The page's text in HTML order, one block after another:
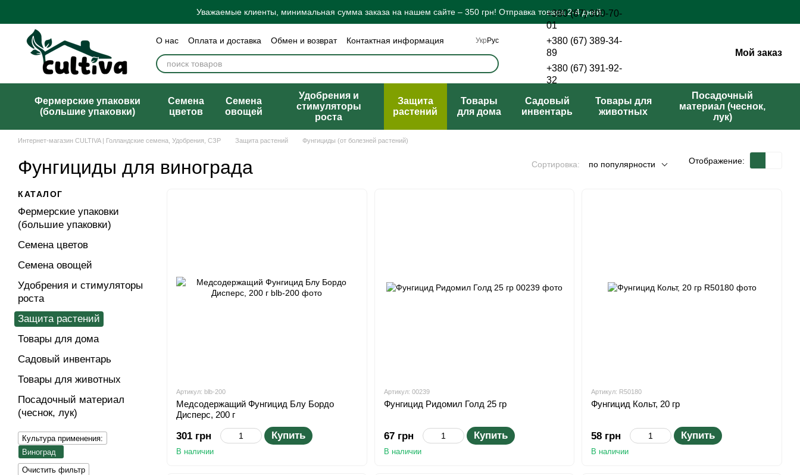
Уважаемые клиенты, минимальная сумма заказа на нашем сайте – 350 грн! Отправка товара 2-4 дней.
О нас Оплата и доставка Обмен и возврат
Контактная информация
Бренды
Блог Политика конфиденциальности
Отзывы о магазине
Договор публичной оферты
Укр Рус
+380 (67) 300-70-
01
+380 (67) 389-34-
89
+380 (67) 391-92-
32
Мой заказ
Фермерские упаковки
(большие упаковки)
Семена
цветов
Семена
овощей
Удобрения и
стимуляторы
роста
Защита
растений
Товары
для дома
Cадовый
инвентарь
Товары для
животных
Посадочный
материал (чеснок,
лук)
Интернет-магазин CULTIVA | Голландские семена, Удобрения, СЗР Защита растений Фунгициды (от болезней растений)
Фунгициды для винограда Сортировка: по популярности Отображение:
Артикул: blb-200
Медсодержащий Фунгицид Блу Бордо
Дисперс, 200 г
301 грн Купить
В наличии
Артикул: 00239
Фунгицид Ридомил Голд 25 гр
67 грн Купить
В наличии
Артикул: R50180
Фунгицид Кольт, 20 гр
58 грн Купить
В наличии
КАТАЛОГ
Фермерские упаковки
(большие упаковки)
Семена цветов
Семена овощей
Удобрения и стимуляторы
роста
Защита растений
Товары для дома
Cадовый инвентарь
Товары для животных
Посадочный материал
(чеснок, лук)
Культура применения:
Виноград
Очистить фильтр